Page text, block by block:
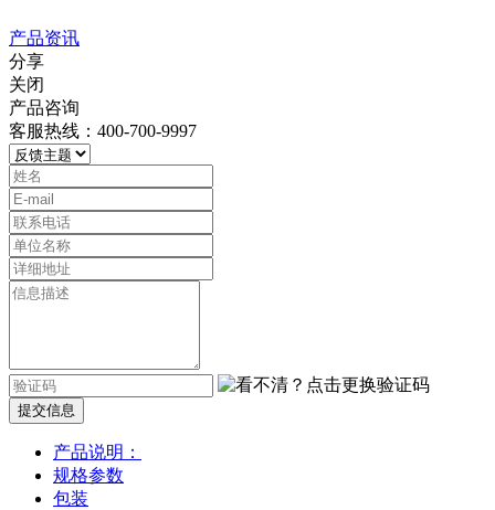
产品资讯
分享
关闭
产品咨询
客服热线：400-700-9997
提交信息
产品说明：
规格参数
包装